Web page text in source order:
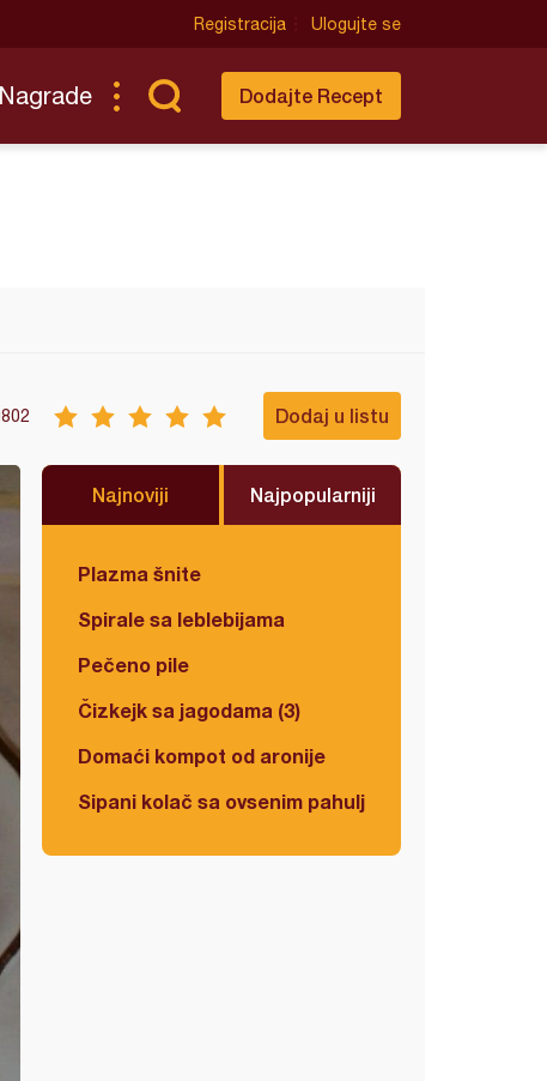
Registracija Ulogujte se
Nagrade Dodajte Recept
Dodaj u listu
Najnoviji Najpopularniji
Plazma šnite
Spirale sa leblebijama
Pečeno pile
Čizkejk sa jagodama (3)
Domaći kompot od aronije
Sipani kolač sa ovsenim pahuljicama i višnjama